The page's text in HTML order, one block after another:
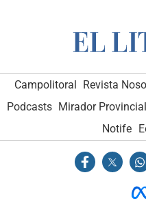
Campolitoral Revista
Podcasts Mirador Provincial
Notife